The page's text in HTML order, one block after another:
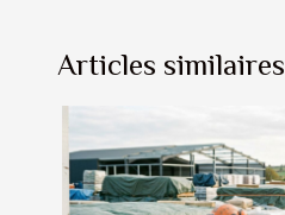
Articles similaires